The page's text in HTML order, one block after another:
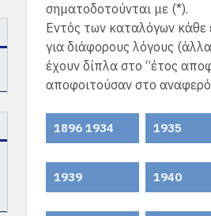
σηματοδοτούνται με (*).
Εντός των καταλόγων κάθε
για διάφορους λόγους
έχουν δίπλα στο “έτος
αποφοιτούσαν στο
1896 1934 1935
1939 1940